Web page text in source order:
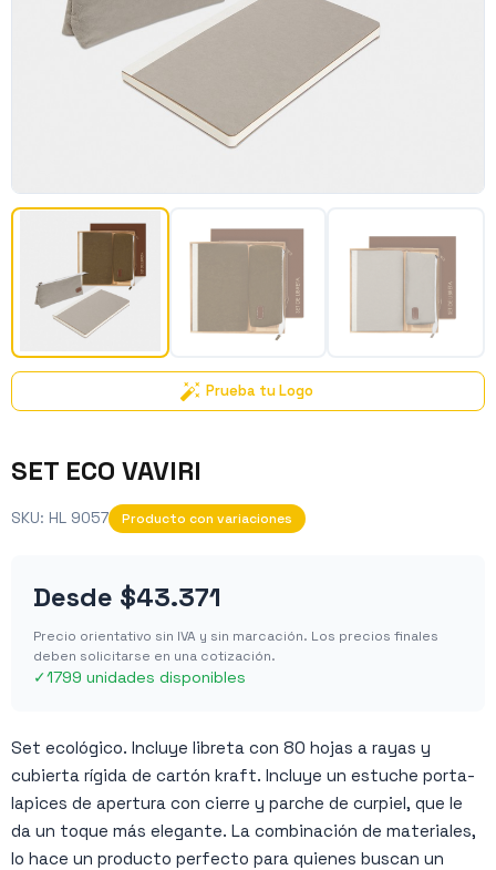
Prueba tu Logo
SET ECO VAVIRI
SKU: HL 9057 Producto con variaciones
Desde $43.371
Precio orientativo sin IVA y sin marcación. Los precios finales
deben solicitarse en una cotización.
✓1799 unidades disponibles
Set ecológico. Incluye libreta con 80 hojas a rayas y
cubierta rígida de cartón kraft. Incluye un estuche porta-
lapices de apertura con cierre y parche de curpiel, que le
da un toque más elegante. La combinación de materiales,
lo hace un producto perfecto para quienes buscan un